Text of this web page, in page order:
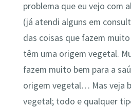
problema que eu vejo com
(já atendi alguns em
das coisas que fazem
têm uma origem vegetal.
fazem muito bem para a
origem vegetal… Mas veja
vegetal; todo e qualquer